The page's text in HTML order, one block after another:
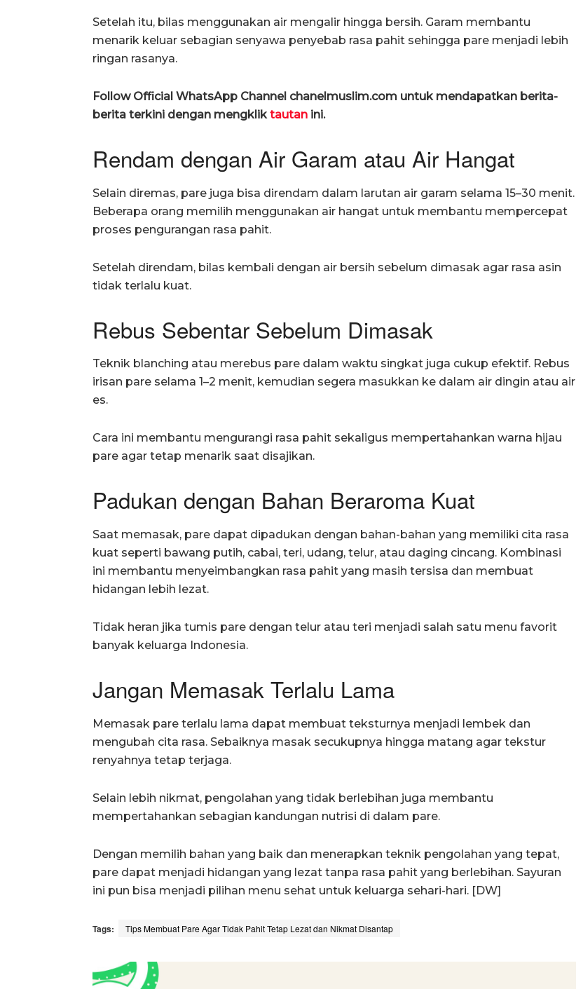
Setelah itu, bilas menggunakan air mengalir hingga bersih. Garam membantu
menarik keluar sebagian senyawa penyebab rasa pahit sehingga pare menjadi lebih
ringan rasanya.
Follow Official WhatsApp Channel chanelmuslim.com untuk mendapatkan berita-
berita terkini dengan mengkliktautan ini.
Rendam dengan Air Garam atau Air Hangat
Selain diremas, pare juga bisa direndam dalam larutan air garam selama 15–30 menit.
Beberapa orang memilih menggunakan air hangat untuk membantu mempercepat
proses pengurangan rasa pahit.
Setelah direndam, bilas kembali dengan air bersih sebelum dimasak agar rasa asin
tidak terlalu kuat.
Rebus Sebentar Sebelum Dimasak
Teknik blanching atau merebus pare dalam waktu singkat juga cukup efektif. Rebus
irisan pare selama 1–2 menit, kemudian segera masukkan ke dalam air dingin atau air
es.
Cara ini membantu mengurangi rasa pahit sekaligus mempertahankan warna hijau
pare agar tetap menarik saat disajikan.
Padukan dengan Bahan Beraroma Kuat
Saat memasak, pare dapat dipadukan dengan bahan-bahan yang memiliki cita rasa
kuat seperti bawang putih, cabai, teri, udang, telur, atau daging cincang. Kombinasi
ini membantu menyeimbangkan rasa pahit yang masih tersisa dan membuat
hidangan lebih lezat.
Tidak heran jika tumis pare dengan telur atau teri menjadi salah satu menu favorit
banyak keluarga Indonesia.
Jangan Memasak Terlalu Lama
Memasak pare terlalu lama dapat membuat teksturnya menjadi lembek dan
mengubah cita rasa. Sebaiknya masak secukupnya hingga matang agar tekstur
renyahnya tetap terjaga.
Selain lebih nikmat, pengolahan yang tidak berlebihan juga membantu
mempertahankan sebagian kandungan nutrisi di dalam pare.
Dengan memilih bahan yang baik dan menerapkan teknik pengolahan yang tepat,
pare dapat menjadi hidangan yang lezat tanpa rasa pahit yang berlebihan. Sayuran
ini pun bisa menjadi pilihan menu sehat untuk keluarga sehari-hari. [DW]
Tags: Tips Membuat Pare Agar Tidak Pahit Tetap Lezat dan Nikmat Disantap